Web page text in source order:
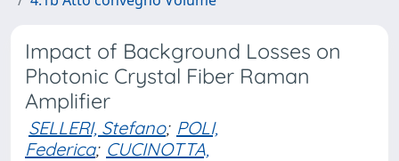
Impact of Background Losses on
Photonic Crystal Fiber Raman
Amplifier
SELLERI, Stefano; POLI,
Federica; CUCINOTTA,